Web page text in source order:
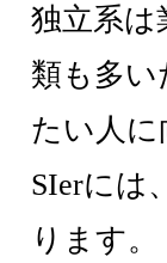
独立系は
類も多
たい人
SIerには
ります。